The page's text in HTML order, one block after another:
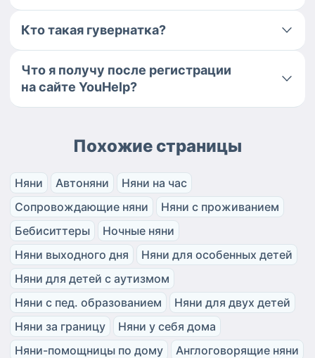
Кто такая гувернатка?
Что я получу после регистрации
на сайте YouHelp?
Похожие страницы
Няни Автоняни
Няни на час
Сопровождающие няни
Няни с проживанием
Бебиситтеры
Ночные няни
Няни выходного дня
Няни для особенных детей
Няни для детей с аутизмом
Няни с пед. образованием
Няни для двух детей
Няни за границу
Няни у себя дома
Няни-помощницы по дому
Англоговорящие няни